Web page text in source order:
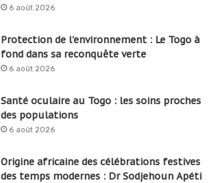
6 août 2026
Protection de l’environnement : Le Togo à
fond dans sa reconquête verte
6 août 2026
Santé oculaire au Togo : les soins proches
des populations
6 août 2026
Origine africaine des célébrations festives
des temps modernes : Dr Sodjehoun Apéti